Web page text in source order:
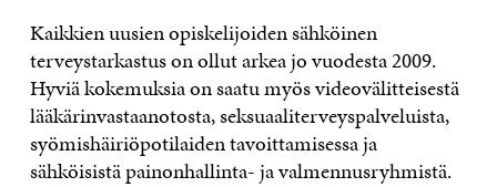
Kaikkien uusien opiskelijoiden sähköinen
terveystarkastus on ollut arkea jo vuodesta 2009.
Hyviä kokemuksia on saatu myös videovälitteisestä
lääkärinvastaanotosta, seksuaaliterveyspalveluista,
syömishäiriöpotilaiden tavoittamisessa ja
sähköisistä painonhallinta- ja valmennusryhmistä.